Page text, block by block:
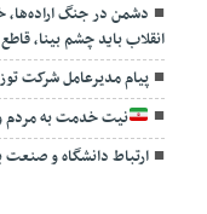
دشمن در جنگ
انقلاب باید چشم بینا،
پیام مدیرعامل شرکت
نیت خدمت به مردم
ارتباط دانشگاه و صنعت